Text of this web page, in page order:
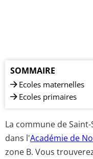
SOMMAIRE
Ecoles maternelles
Ecoles primaires
La commune de
dans l'Académie de
zone B. Vous